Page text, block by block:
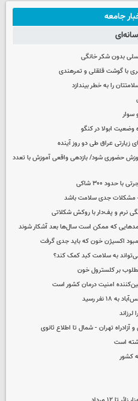
جامعه
بدون شکر خانگی
با گوشت قلقلی و تمرهندی
ابولا در کنگو
عراق طی دو روز آینده
حضوری شود/ بازدهی واقعی آموزش با تعدد
۳۰۰ شاکی
نرم و پف‌دار با روکش شکلاتی
که ممکن است سال‌ها بعد آشکار شوند
به سلامت کبد کمک کند؟
بر کلسترول خون
امنیت درمان کشور است
نفر رسید
تهران - شمال تا اطلاع ثانوی
است